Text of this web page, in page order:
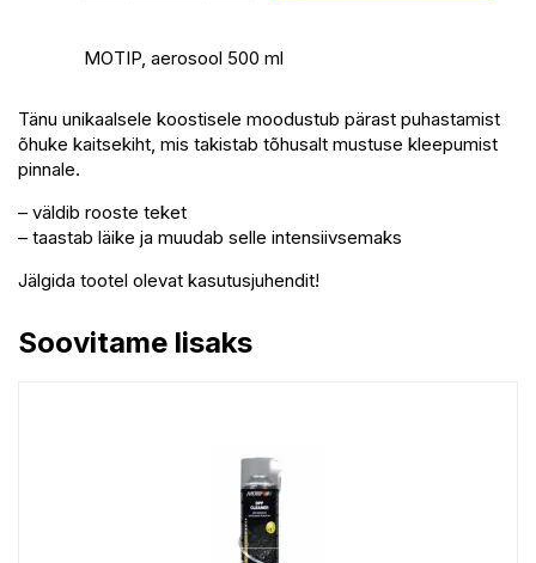
MOTIP, aerosool 500 ml
Tänu unikaalsele koostisele moodustub pärast puhastamist
õhuke kaitsekiht, mis takistab tõhusalt mustuse kleepumist
pinnale.
– väldib rooste teket
– taastab läike ja muudab selle intensiivsemaks
Jälgida tootel olevat kasutusjuhendit!
Soovitame lisaks